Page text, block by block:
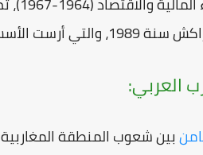
سنة 1989، والتي أرست الأسس الرسمية لتأسيس اتحاد المغرب العربي.
العربي:
بين شعوب المنطقة